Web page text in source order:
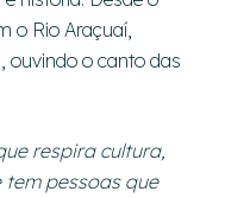
o Rio Araçuaí,
ouvindo o canto das
respira cultura,
pessoas que